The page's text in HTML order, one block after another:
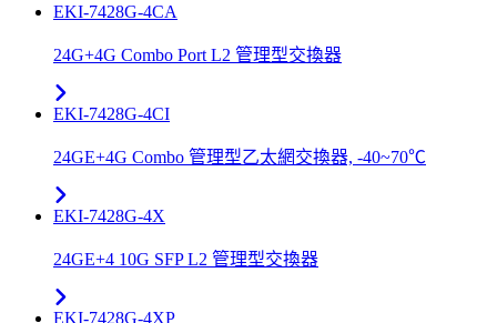
EKI-7428G-4CA
24G+4G Combo Port L2 管理型交換器
EKI-7428G-4CI
24GE+4G Combo 管理型乙太網交換器, -40~70℃
EKI-7428G-4X
24GE+4 10G SFP L2 管理型交換器
EKI-7428G-4XP